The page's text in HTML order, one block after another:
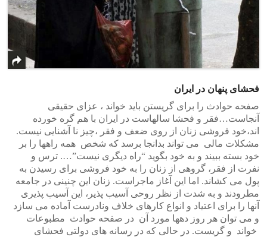
فحشای پنهان در ایران
صفحه حوادث را برای گریستن باید خواند ، عزای حقیقی
آنجاست…فقر و فحشا سالهاست در ایران با هم گره خورده
اند،خود فروشی زنان از روی ضعف و فقر ،چیز نا آشنایی نیست.
مشکلات مالی می تواند بدانجا برسد که شخص همه راهها را بر
خود بسته ببیند و به خود بگوید “راه دیگری نیست”…. ترس و
نفرت از فقر، گروهی از زنان را به خود فروشی برای رسیدن به
پول می کشاند. اما این آغاز ماجراست. زنان این چنینی در جامعه
مطرودند و به شدت از نظر روحی آسیب پذیر، این آسیب پذیری
آنها را برای اعتیاد و انواع کارهای خلاف ونادرست آماده می سازد
و می توان هر روز دهها مورد آن در صفحه حوادث مطبوعات
خواند و گریست. در حالی که در رسانه های دولتی فحشای